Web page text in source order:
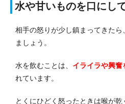
水や甘いものを口にし
相手の怒りが少し鎮まってきた
ましょう。
水を飲むことは、 イライラや興奮
れています。
とくにひどく怒ったときは喉が